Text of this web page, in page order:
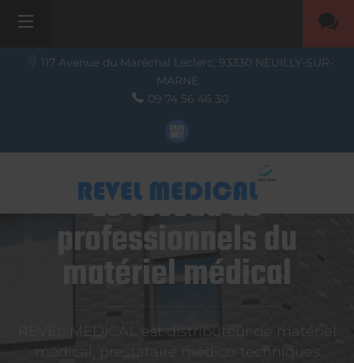
117 Avenue du Maréchal Leclerc, 93330 NEUILLY-SUR-
MARNE
09 74 56 46 30
Le réseau de
professionnels du
matériel médical
REVEL MEDICAL est distributeur de matériel
médical, prestataire médico-techniques